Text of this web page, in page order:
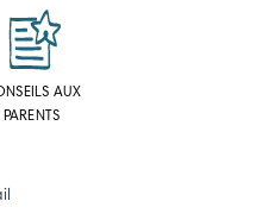
AUX
PARENTS